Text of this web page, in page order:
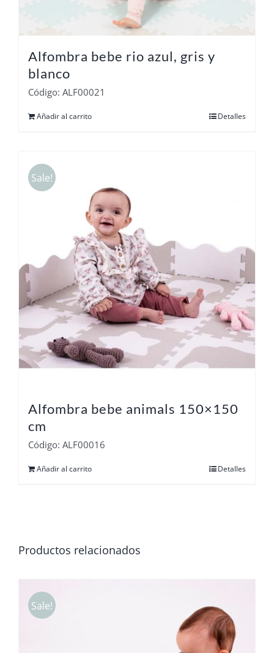
Alfombra bebe rio azul, gris y
blanco
Código: ALF00021
Añadir al carrito Detalles
Sale!
Alfombra bebe animals 150×150
cm
Código: ALF00016
Añadir al carrito Detalles
Productos relacionados
Sale!